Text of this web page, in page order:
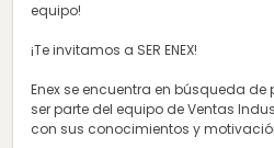
equipo!
¡Te invitamos a SER ENEX!
Enex se encuentra en búsqueda
ser parte del equipo de Ventas
con sus conocimientos y